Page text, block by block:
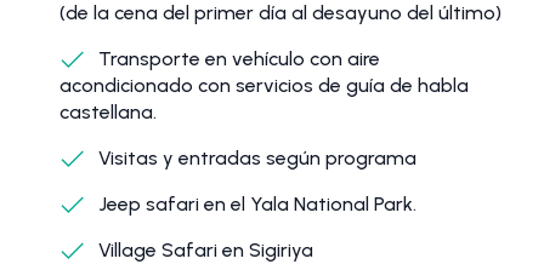
(de la cena del primer día al desayuno del último)
Transporte en vehículo con aire
acondicionado con servicios de guía de habla
castellana.
Visitas y entradas según programa
Jeep safari en el Yala National Park.
Village Safari en Sigiriya